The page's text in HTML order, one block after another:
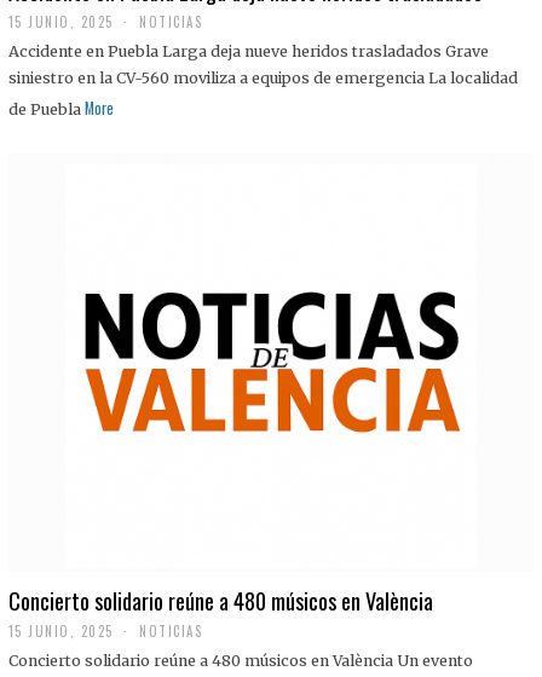
15 JUNIO, 2025 NOTICIAS
Accidente en Puebla Larga deja nueve heridos trasladados Grave
siniestro en la CV-560 moviliza a equipos de emergencia La localidad
de Puebla More
Concierto solidario reúne a 480 músicos en València
15 JUNIO, 2025 NOTICIAS
Concierto solidario reúne a 480 músicos en València Un evento